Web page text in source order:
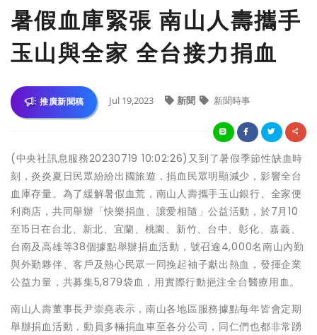
暑假血庫緊張 南山人壽攜手
玉山與全家 全台接力捐血
推廣新聞稿 Jul 19,2023 新聞 新聞時事
(中央社訊息服務20230719 10:02:26)又到了暑假季節性缺血時
刻，炎炎夏日民眾紛紛出國旅遊，捐血民眾明顯減少，影響全台
血庫存量。為了緩解暑假血荒，南山人壽攜手玉山銀行、全家便
利商店，共同舉辦「快樂捐血、讓愛相隨」公益活動，於7月10
至15日在台北、新北、宜蘭、桃園、新竹、台中、彰化、嘉義、
台南及高雄等38個據點舉辦捐血活動，號召逾4,000名南山內勤
與外勤夥伴、客戶及熱心民眾一同挽起袖子獻出熱血，發揮企業
公益力量，共募集5,879袋血，用實際行動挹注全台醫療用血。
南山人壽董事長尹崇堯表示，南山各地區服務據點每年皆會定期
舉辦捐血活動，動員多輛捐血車至各分公司，同仁們也都非常踴